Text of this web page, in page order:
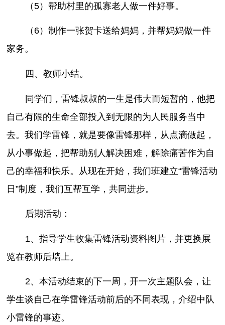
（5）帮助村里的孤寡老人做一件好事。
（6）制作一张贺卡送给妈妈，并帮妈妈做一件
家务。
四、教师小结。
同学们，雷锋叔叔的一生是伟大而短暂的，他把
自己有限的生命全部投入到无限的为人民服务当中
去。我们学雷锋，就是要像雷锋那样，从点滴做起，
从小事做起，把帮助别人解决困难，解除痛苦作为自
己的幸福和快乐。从现在开始，我们班建立“雷锋活动
日”制度，我们互帮互学，共同进步。
后期活动：
1、指导学生收集雷锋活动资料图片，并更换展
览在教师后墙上。
2、本活动结束的下一周，开一次主题队会，让
学生谈自己在学雷锋活动前后的不同表现，介绍中队
小雷锋的事迹。